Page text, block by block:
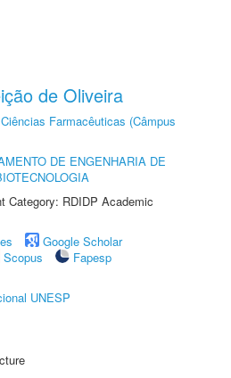
de Oliveira
Farmacêuticas (Câmpus
DE ENGENHARIA DE
Category: RDIDP Academic
Google Scholar
Scopus
Fapesp
UNESP